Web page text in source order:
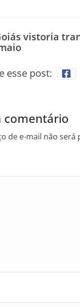
vistoria
esse post:
comentário
de e-mail não será